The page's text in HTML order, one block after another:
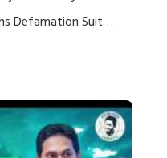
Defamation Suit